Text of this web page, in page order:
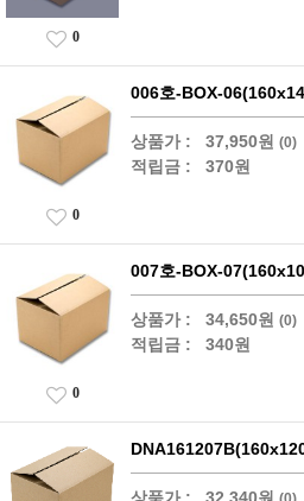
0
006호-BOX-
상품가 : 37,950원 (0)
적립금 : 370원
0
007호-BOX-
상품가 : 34,650원 (0)
적립금 : 340원
0